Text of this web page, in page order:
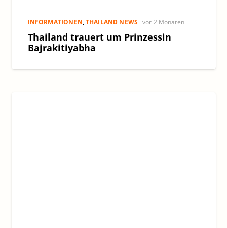
INFORMATIONEN,THAILAND NEWS vor 2 Monaten
Thailand trauert um Prinzessin
Bajrakitiyabha